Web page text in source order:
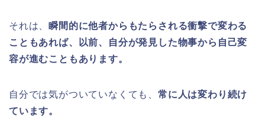
それは、瞬間的に他者からもたらされる衝撃で変わる
こともあれば、以前、自分が発見した物事から自己変
容が進むこともあります。
自分では気がついていなくても、 常に人は変わり続け
ています。